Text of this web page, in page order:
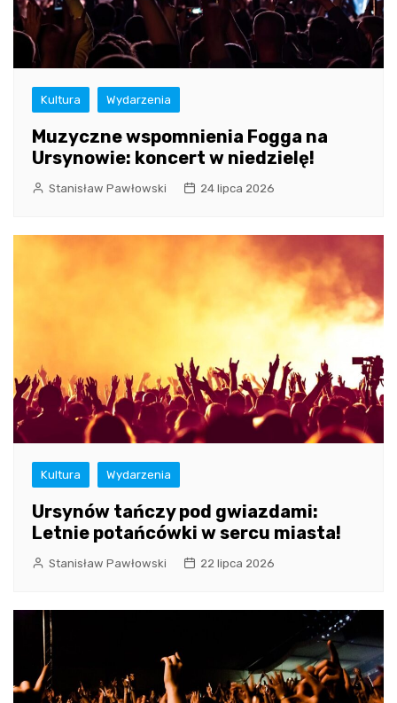
Kultura Wydarzenia
Muzyczne wspomnienia Fogga na
Ursynowie: koncert w niedzielę!
Stanisław Pawłowski 24 lipca 2026
Kultura Wydarzenia
Ursynów tańczy pod gwiazdami:
Letnie potańcówki w sercu miasta!
Stanisław Pawłowski 22 lipca 2026